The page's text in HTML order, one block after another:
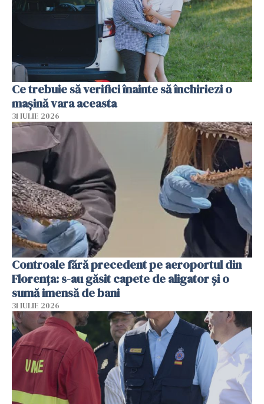
Ce trebuie să verifici înainte să închiriezi o
mașină vara aceasta
31 IULIE 2026
Controale fără precedent pe aeroportul din
Florența: s-au găsit capete de aligator și o
sumă imensă de bani
31 IULIE 2026